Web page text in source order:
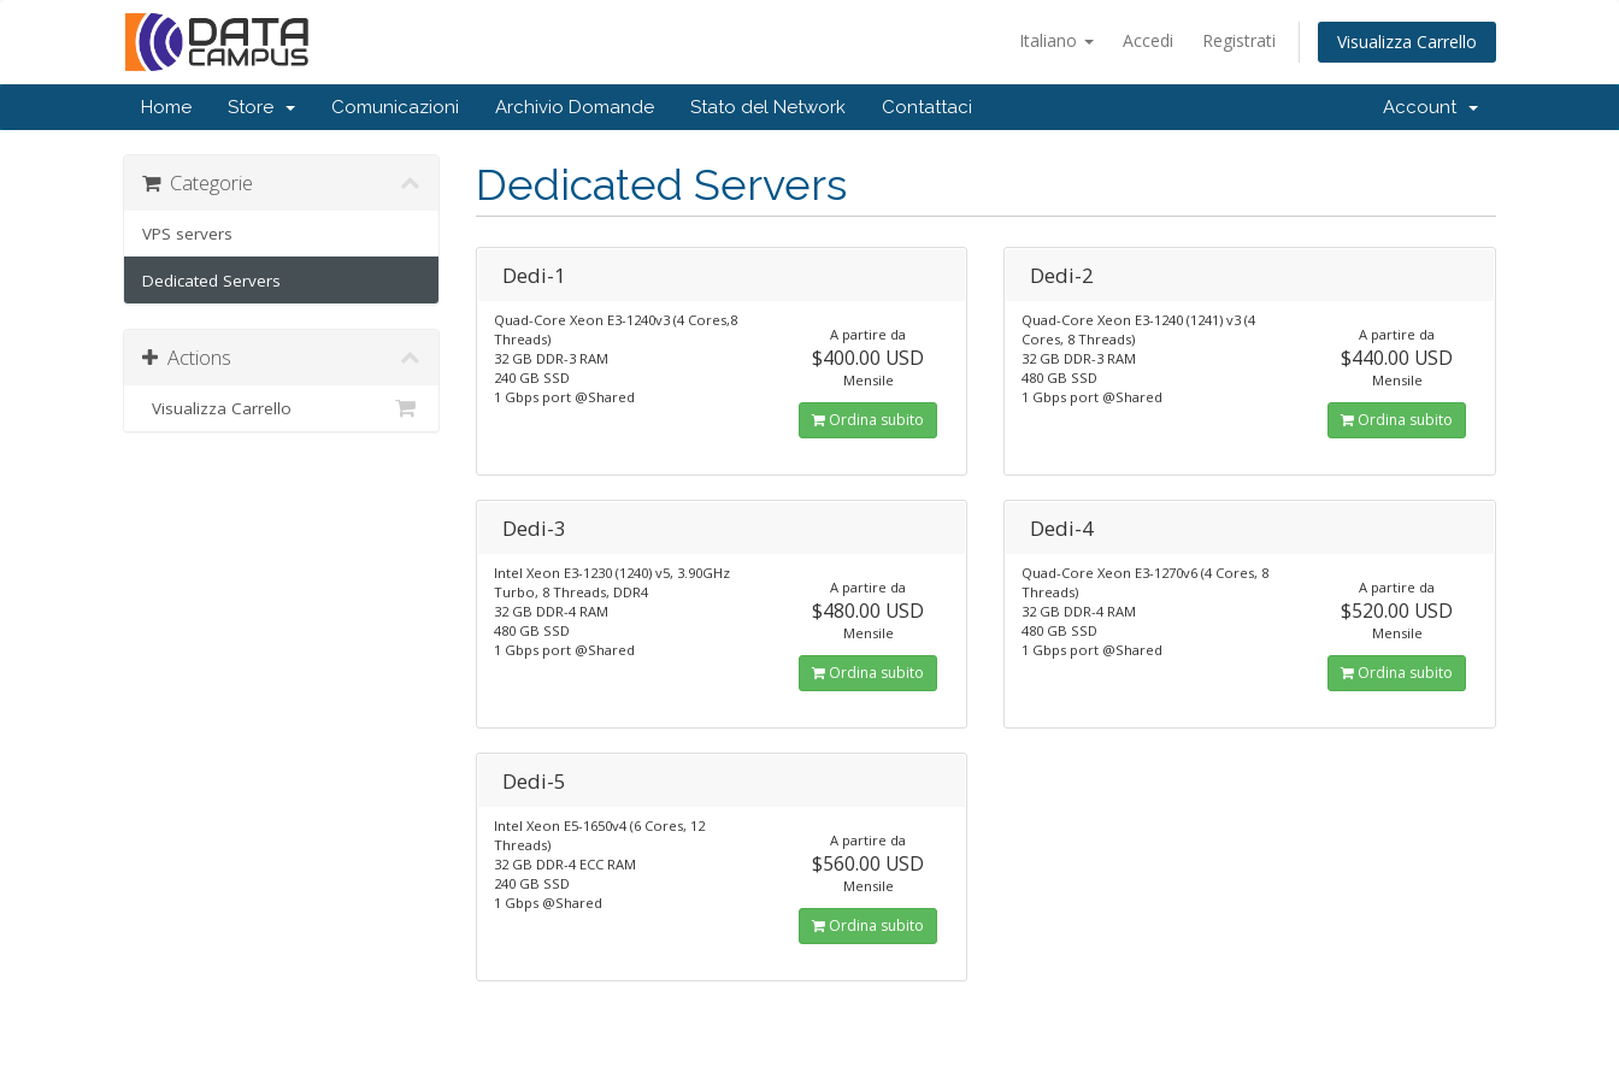
Italiano Accedi Registrati Visualizza Carrello
Home Store Comunicazioni Archivio Domande Stato del Network Contattaci Account
Dedicated Servers
Categorie
VPS servers
Dedicated Servers
Actions
Visualizza Carrello
Dedi-1
Quad-Core Xeon E3-1240v3 (4 Cores,8
Threads)
32 GB DDR-3 RAM
240 GB SSD
1 Gbps port @Shared
A partire da
$400.00 USD
Mensile
Ordina subito
Dedi-2
Quad-Core Xeon E3-1240 (1241) v3 (4
Cores, 8 Threads)
32 GB DDR-3 RAM
480 GB SSD
1 Gbps port @Shared
A partire da
$440.00 USD
Mensile
Ordina subito
Dedi-3
Intel Xeon E3-1230 (1240) v5, 3.90GHz
Turbo, 8 Threads, DDR4
32 GB DDR-4 RAM
480 GB SSD
1 Gbps port @Shared
A partire da
$480.00 USD
Mensile
Ordina subito
Dedi-4
Quad-Core Xeon E3-1270v6 (4 Cores, 8
Threads)
32 GB DDR-4 RAM
480 GB SSD
1 Gbps port @Shared
A partire da
$520.00 USD
Mensile
Ordina subito
Dedi-5
Intel Xeon E5-1650v4 (6 Cores, 12
Threads)
32 GB DDR-4 ECC RAM
240 GB SSD
1 Gbps @Shared
A partire da
$560.00 USD
Mensile
Ordina subito